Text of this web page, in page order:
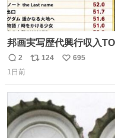
邦画実写歴代興行収入
THE MOVIE2 3️⃣南極物
子猫物語 6️⃣劇場版コー
どなく、お別れです
返
信
2
リ
ト
数
124
い
695
1日前